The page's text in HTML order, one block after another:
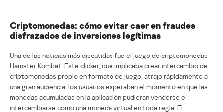
Criptomonedas: cómo evitar caer en fraudes
disfrazados de inversiones legítimas
Una de las noticias más discutidas fue el juego de criptomonedas
Hamster Kombat. Este clicker, que implicaba crear intercambio de
criptomonedas propio en formato de juego, atrajo rápidamente a
una gran audiencia: los usuarios esperaban el momento en que las
monedas acumuladas en la aplicación pudieran venderse e
intercambiarse como una moneda virtual en toda regla. El